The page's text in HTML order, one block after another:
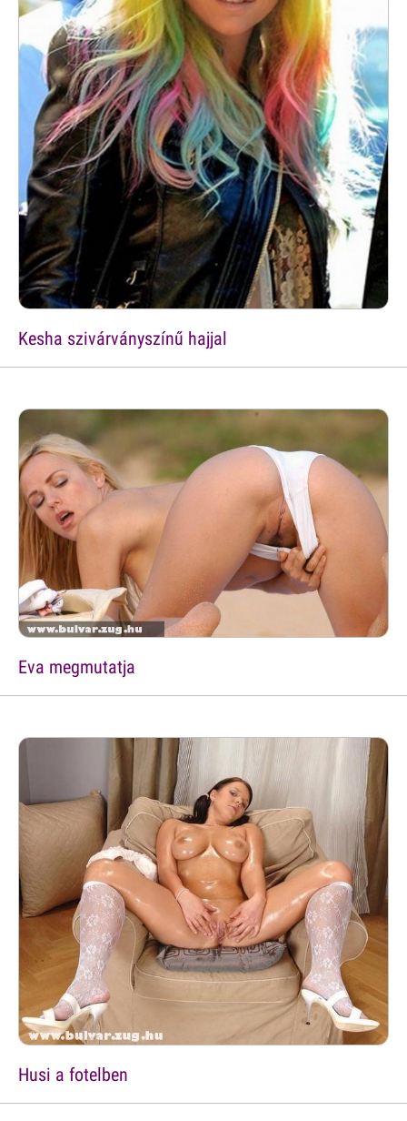
Kesha szivárványszínű hajjal
Eva megmutatja
Husi a fotelben